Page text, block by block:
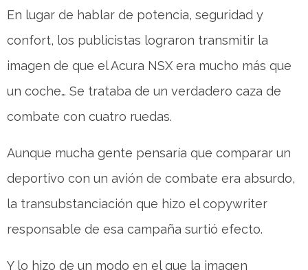
En lugar de hablar de potencia, seguridad y
confort, los publicistas lograron transmitir la
imagen de que el Acura NSX era mucho más que
un coche… Se trataba de un verdadero caza de
combate con cuatro ruedas.
Aunque mucha gente pensaría que comparar un
deportivo con un avión de combate era absurdo,
la transubstanciación que hizo el copywriter
responsable de esa campaña surtió efecto.
Y lo hizo de un modo en el que la imagen